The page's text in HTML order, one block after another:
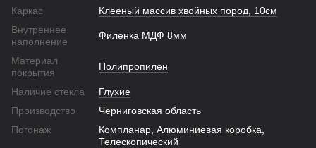
Каркас
Клееный массив хвойных пород, 10см
Внутреннее
наполнение
Филенка МДФ 8мм
Материал
покрытия
Полипропилен
Наличие стекла
Глухие
Производство
Черниговская область
Погонаж
Компланар, Алюминиевая коробка,
Телескопический